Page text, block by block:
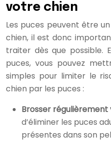
votre chien
Les puces peuvent être
chien, il est donc
traiter dès que possible.
puces, vous pouvez
simples pour limiter le
chien par les puces :
Brosser régulièrement
d’éliminer les puces
présentes dans son